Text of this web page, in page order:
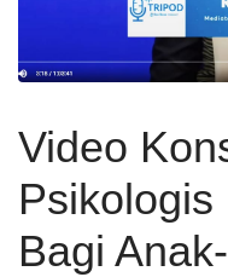
Video
Psikologis
Bagi